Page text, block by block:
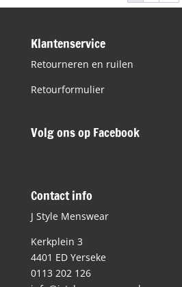
Klantenservice
Retourneren en ruilen
Retourformulier
Volg ons op Facebook
Contact info
J Style Menswear
Kerkplein 3
4401 ED Yerseke
0113 202 126